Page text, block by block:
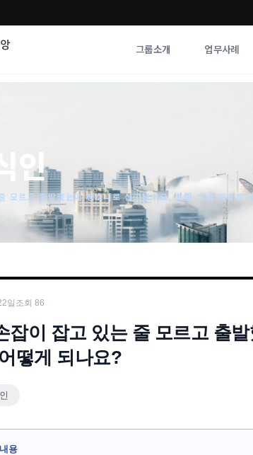
그룹소개 업무사례
사례분석/최신동향
법률정보
법률지식인
고객후기
인
모르고 출발했는데 뺑소니로 신고됐어요, 보험·벌금 어떻게
일 조회 86
잡이 잡고 있는 줄 모르고 출
떻게 되나요?
용